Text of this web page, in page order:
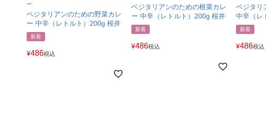
ー
ベジタリアンのための野菜カレ
ー 中辛（レトルト）200g 桜井
新着
¥486税込
ベジタリアンのための根菜カレ
ー 中辛（レトルト）200g 桜井
新着
¥486税込
ベジタリ
中辛（レ
新着
¥486税込